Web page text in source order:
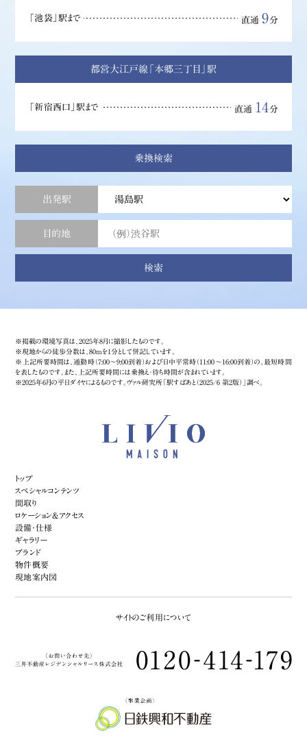
「池袋」駅まで 直通9分
都営大江戸線「本郷三丁目」駅
「新宿西口」駅まで 直通 14分
乗換検索
出発駅
目的地
検索
※掲載の環境写真は、2025年8月に撮影したものです。
※現地からの徒歩分数は、80mを1分として併記しています。
※上記所要時間は、通勤時（7:00～9:00到着）および日中平常時（11:00～16:00到着）の、最短時間
を表したものです。また、上記所要時間には乗換え・待ち時間が含まれています。
※2025年6月の平日ダイヤによるものです。ヴァル研究所「駅すぱあと（2025/6 第2版）」調べ。
トップ
スペシャルコンテンツ
間取り
ロケーション&アクセス
設備・仕様
ギャラリー
ブランド
物件概要
現地案内図
サイトのご利用について